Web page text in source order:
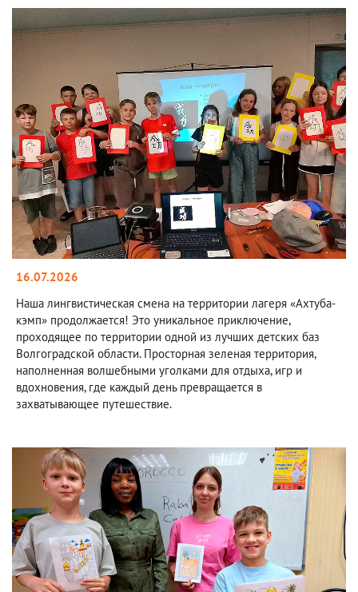
16.07.2026
Наша лингвистическая смена на территории лагеря «Ахтуба-
кэмп» продолжается! Это уникальное приключение,
проходящее по территории одной из лучших детских баз
Волгоградской области. Просторная зеленая территория,
наполненная волшебными уголками для отдыха, игр и
вдохновения, где каждый день превращается в
захватывающее путешествие.